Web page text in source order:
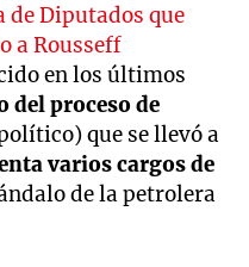
de Diputados que
a Rousseff
en los últimos
del proceso de
que se llevó a
varios cargos de
de la petrolera